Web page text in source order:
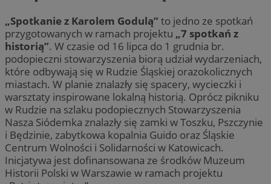
„Spotkanie z Karolem Godulą” to jedno ze spotkań
przygotowanych w ramach projektu „7 spotkań z
historią”. W czasie od 16 lipca do 1 grudnia br.
podopieczni stowarzyszenia biorą udział wydarzeniach,
które odbywają się w Rudzie Śląskiej orazokolicznych
miastach. W planie znalazły się spacery, wycieczki i
warsztaty inspirowane lokalną historią. Oprócz pikniku
w Rudzie na szlaku podopiecznych Stowarzyszenia
Nasza Siódemka znalazły się zamki w Toszku, Pszczynie
i Będzinie, zabytkowa kopalnia Guido oraz Śląskie
Centrum Wolności i Solidarności w Katowicach.
Inicjatywa jest dofinansowana ze środków Muzeum
Historii Polski w Warszawie w ramach projektu